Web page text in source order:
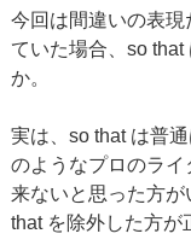
今回は間違いの表現
ていた場合、so that
か。
実は、so that は普
のようなプロのラ
来ないと思った方
that を除外した方が